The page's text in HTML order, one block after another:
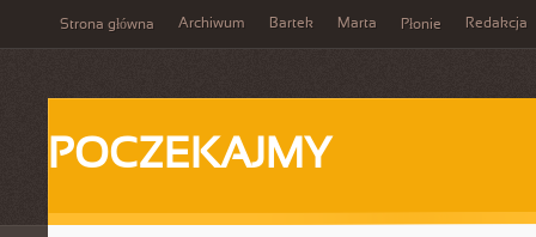
Strona główna Archiwum Bartek Marta Płonie Redakcja
POCZEKAJMY